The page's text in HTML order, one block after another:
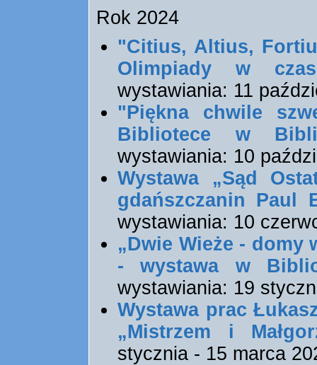
Rok 2024
"Citius, Altius,
Olimpiady w
wystawiania: 11
"Piękna chwile
Bibliotece w
wystawiania: 10
Wystawa „Sąd
gdańszczanin Paul
wystawiania: 10
„Dwie Wieże - domy
- wystawa w
wystawiania: 19
Wystawa prac
„Mistrzem i
stycznia - 15 marca